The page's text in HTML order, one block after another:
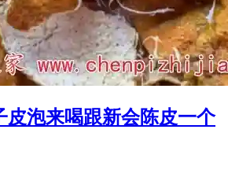
皮泡来喝跟新会陈皮一个